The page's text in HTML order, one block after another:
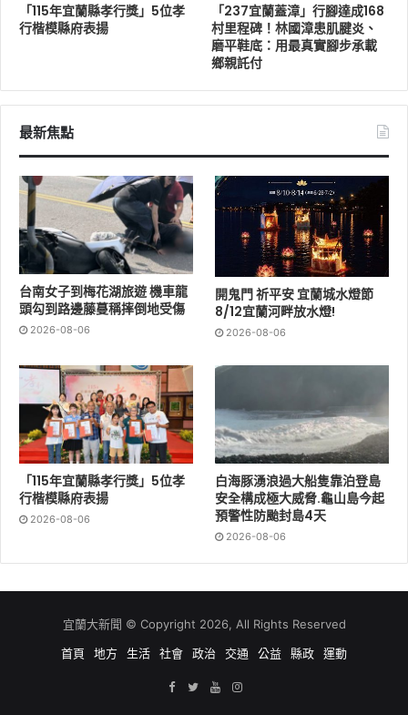
「115年宜蘭縣孝行獎」5位孝
行楷模縣府表揚
「237宜蘭蓋漳」行腳達成168
村里程碑！林國漳患肌腱炎、
磨平鞋底：用最真實腳步承載
鄉親託付
最新焦點
台南女子到梅花湖旅遊 機車龍
頭勾到路邊藤蔓稱摔倒地受傷
2026-08-06
開鬼門 祈平安 宜蘭城水燈節
8/12宜蘭河畔放水燈!
2026-08-06
「115年宜蘭縣孝行獎」5位孝
行楷模縣府表揚
2026-08-06
白海豚湧浪過大船隻靠泊登島
安全構成極大威脅.龜山島今起
預警性防颱封島4天
2026-08-06
宜蘭大新聞 © Copyright 2026, All Rights Reserved
首頁
地方 生活 社會 政治 交通 公益 縣政 運動